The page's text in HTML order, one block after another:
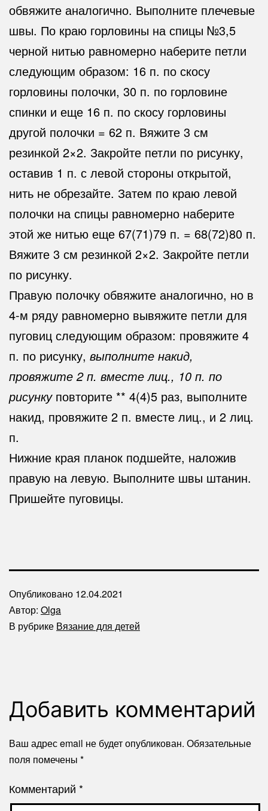
обвяжите аналогично. Выполните плечевые
швы. По краю горловины на спицы №3,5
черной нитью равномерно наберите петли
следующим образом: 16 п. по скосу
горловины полочки, 30 п. по горловине
спинки и еще 16 п. по скосу горловины
другой полочки = 62 п. Вяжите 3 см
резинкой 2×2. Закройте петли по рисунку,
оставив 1 п. с левой стороны открытой,
нить не обрезайте. Затем по краю левой
полочки на спицы равномерно наберите
этой же нитью еще 67(71)79 п. = 68(72)80 п.
Вяжите 3 см резинкой 2×2. Закройте петли
по рисунку.
Правую полочку обвяжите аналогично, но в
4-м ряду равномерно вывяжите петли для
пуговиц следующим образом: провяжите 4
п. по рисунку, выполните накид,
провяжите 2 п. вместе лиц., 10 п. по
рисункуповторите ** 4(4)5 раз, выполните
накид, провяжите 2 п. вместе лиц., и 2 лиц.
п.
Нижние края планок подшейте, наложив
правую на левую. Выполните швы штанин.
Пришейте пуговицы.
Опубликовано 12.04.2021
Автор: Olga
В рубрике Вязание для детей
Добавить комментарий
Ваш адрес email не будет опубликован. Обязательные
поля помечены *
Комментарий *